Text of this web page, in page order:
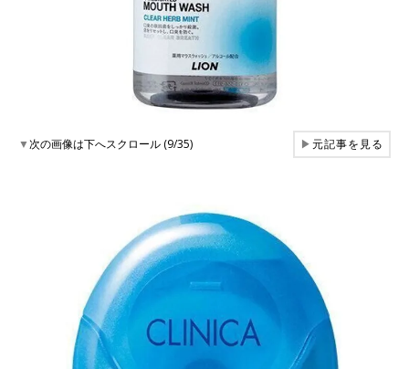
▼次の画像は下へスクロール (9/35) ▶元記事を見る